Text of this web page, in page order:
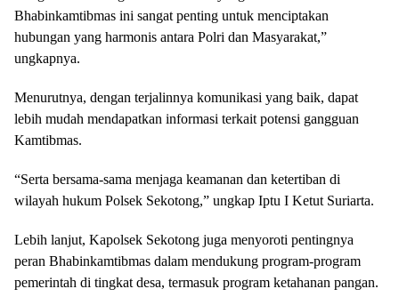
Bhabinkamtibmas ini sangat penting untuk menciptakan
hubungan yang harmonis antara Polri dan Masyarakat,”
ungkapnya.
Menurutnya, dengan terjalinnya komunikasi yang baik, dapat
lebih mudah mendapatkan informasi terkait potensi gangguan
Kamtibmas.
“Serta bersama-sama menjaga keamanan dan ketertiban di
wilayah hukum Polsek Sekotong,” ungkap Iptu I Ketut Suriarta.
Lebih lanjut, Kapolsek Sekotong juga menyoroti pentingnya
peran Bhabinkamtibmas dalam mendukung program-program
pemerintah di tingkat desa, termasuk program ketahanan pangan.